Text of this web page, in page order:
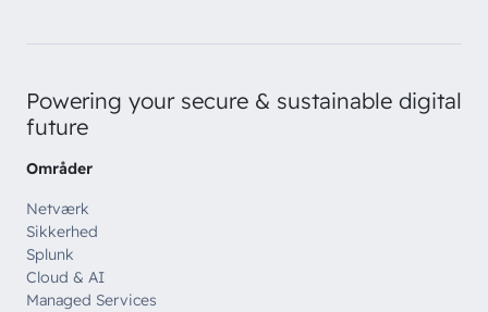
Powering your secure & sustainable digital
future
Områder
Netværk
Sikkerhed
Splunk
Cloud & AI
Managed Services